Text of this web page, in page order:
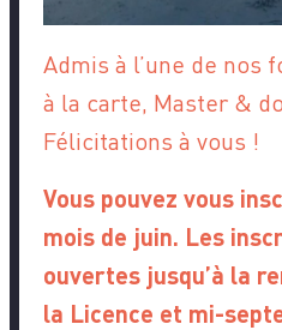
Admis à l’une de nos
à la carte, Master &
Félicitations à vous !
Vous pouvez vous
mois de juin. Les
ouvertes jusqu’à la
la Licence et mi-